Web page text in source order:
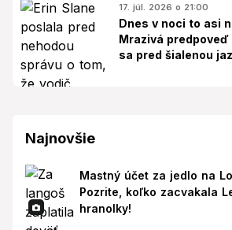
17. júl. 2026 o 21:00
Dnes v noci to asi
Mrazivá predpoveď
sa pred šialenou
Najnovšie
Mastný účet za jedlo na
Pozrite, koľko zacvakala
hranolky!